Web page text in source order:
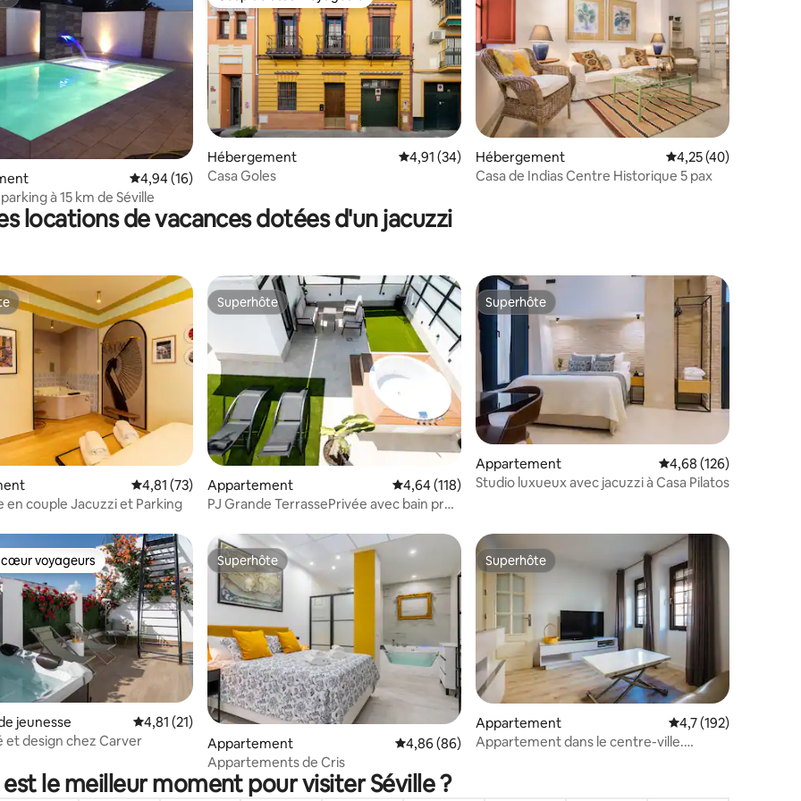
sur la base de 6 commentaires : 5 sur 5
Évaluation moyenne sur la base de 16 commentaires : 4,94 sur 5
4,94 (16)
à 15 km de Séville
Hébergement Évaluation moyenne sur la base de 34 commentaires : 4,91 sur 5
4,91 (34)
Casa Goles
Hébergement Évaluation moyenne
4,25 (40)
Casa de Indias Centre Historique 5 pax
locations de vacances dotées d'un jacuzzi
la base de 58 commentaires : 4,9 sur 5
Évaluation moyenne sur la base de 73 commentaires : 4,81 sur 5
4,81 (73)
en couple Jacuzzi et Parking
Superhôte
Superhôte
Appartement Évaluation moyenne sur la base de 118 commentaires : 4,64 sur 5
4,64 (118)
PJ Grande TerrassePrivée avec bain près
Superhôte
Superhôte
Appartement Évaluation moyenne
4,68 (126)
Studio luxueux avec jacuzzi à Casa Pilatos
sur la base de 9 commentaires : 5 sur 5
cœur voyageurs
voyageurs
jeunesse Évaluation moyenne sur la base de 21 commentaires : 4,81 sur 5
4,81 (21)
et design chez Carver
Superhôte
Superhôte
Appartement Évaluation moyenne sur la base de 86 commentaires : 4,86 sur 5
4,86 (86)
Appartements de Cris
Superhôte
Superhôte
Appartement Évaluation moyenne
4,7 (192)
Appartement dans le centre-ville.
le meilleur moment pour visiter Séville ?